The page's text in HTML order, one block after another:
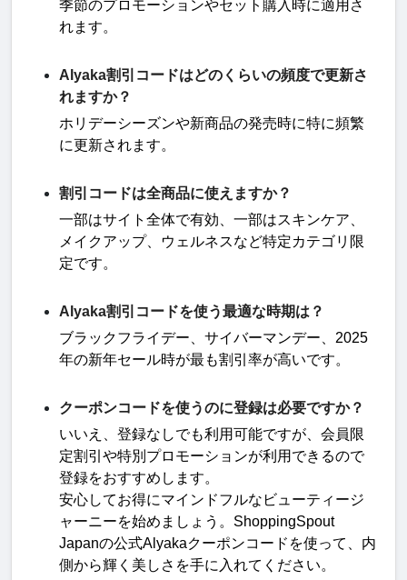
季節のプロモーションやセット購入時に適用さ
れます。
Alyaka割引コードはどのくらいの頻度で更新さ
れますか？
ホリデーシーズンや新商品の発売時に特に頻繁
に更新されます。
割引コードは全商品に使えますか？
一部はサイト全体で有効、一部はスキンケア、
メイクアップ、ウェルネスなど特定カテゴリ限
定です。
Alyaka割引コードを使う最適な時期は？
ブラックフライデー、サイバーマンデー、 2025
年の新年セール時が最も割引率が高いです。
クーポンコードを使うのに登録は必要ですか？
いいえ、登録なしでも利用可能ですが、会員限
定割引や特別プロモーションが利用できるので
登録をおすすめします。
安心してお得にマインドフルなビューティージ
ャーニーを始めましょう。 ShoppingSpout
Japanの公式Alyakaクーポンコードを使って、内
側から輝く美しさを手に入れてください。